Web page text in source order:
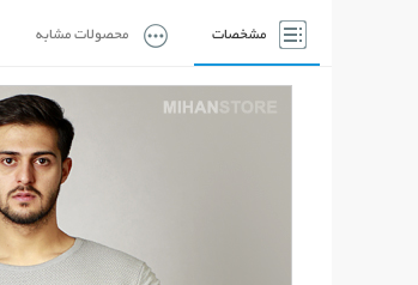
مشخصات محصولات مشابه